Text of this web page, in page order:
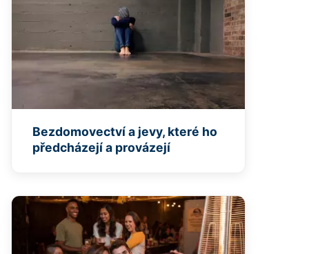
Bezdomovectví a jevy, které ho
předcházejí a provázejí